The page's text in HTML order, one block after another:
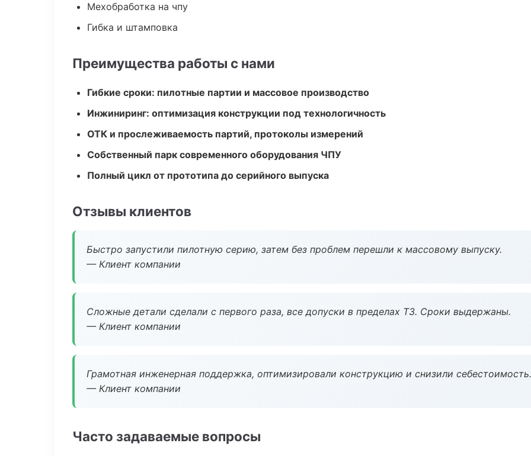
Мехобработка на чпу
Гибка и штамповка
Преимущества работы с нами
Гибкие сроки: пилотные партии и массовое производство
Инжиниринг: оптимизация конструкции под технологичность
ОТК и прослеживаемость партий, протоколы измерений
Собственный парк современного оборудования ЧПУ
Полный цикл от прототипа до серийного выпуска
Отзывы клиентов
Быстро запустили пилотную серию, затем без проблем перешли к массовому выпуску.
— Клиент компании
Сложные детали сделали с первого раза, все допуски в пределах ТЗ. Сроки выдержаны.
— Клиент компании
Грамотная инженерная поддержка, оптимизировали конструкцию и снизили себестоимость.
— Клиент компании
Часто задаваемые вопросы